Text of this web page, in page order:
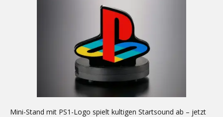
Mini-Stand mit PS1-Logo spielt kultigen Startsound ab – jetzt